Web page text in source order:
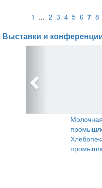
1 ... 2 3 4 5 6 7 8
Выставки и
Молочная